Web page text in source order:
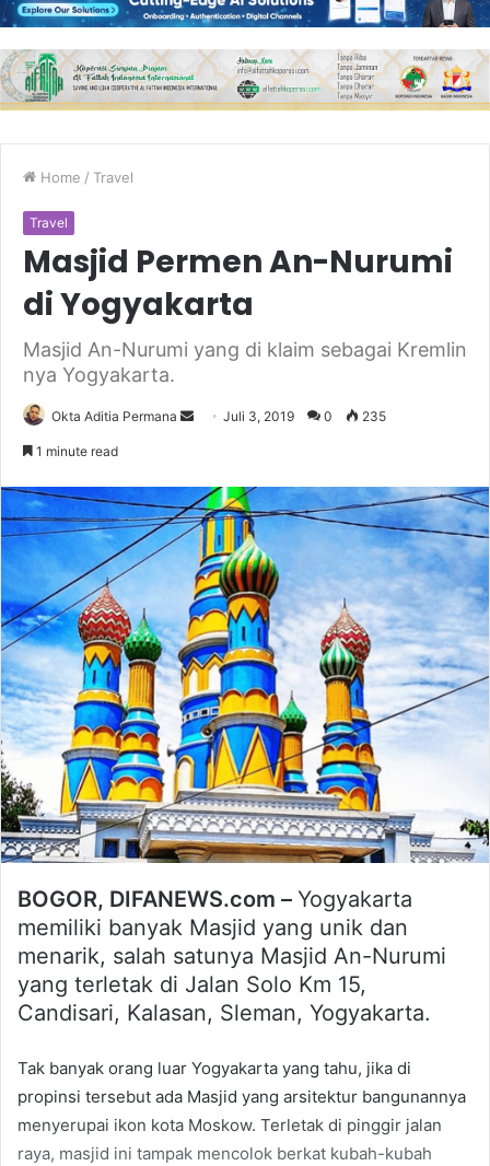
Home / Travel
Travel
Masjid Permen An-Nurumi
di Yogyakarta
Masjid An-Nurumi yang di klaim sebagai Kremlin
nya Yogyakarta.
Okta Aditia Permana
SendJuli 3, 2019 0 235
1 minute read
BOGOR, DIFANEWS.com – Yogyakarta
memiliki banyak Masjid yang unik dan
menarik, salah satunya Masjid An-Nurumi
yang terletak di Jalan Solo Km 15,
Candisari, Kalasan, Sleman, Yogyakarta.
Tak banyak orang luar Yogyakarta yang tahu, jika di
propinsi tersebut ada Masjid yang arsitektur bangunannya
menyerupai ikon kota Moskow. Terletak di pinggir jalan
raya, masjid ini tampak mencolok berkat kubah-kubah